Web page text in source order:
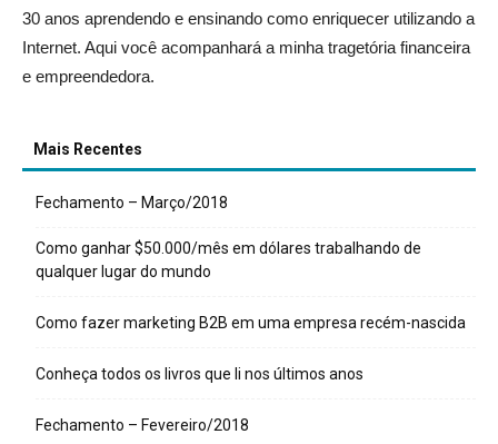
30 anos aprendendo e ensinando como enriquecer utilizando a
Internet. Aqui você acompanhará a minha tragetória financeira
e empreendedora.
Mais Recentes
Fechamento – Março/2018
Como ganhar $50.000/mês em dólares trabalhando de
qualquer lugar do mundo
Como fazer marketing B2B em uma empresa recém-nascida
Conheça todos os livros que li nos últimos anos
Fechamento – Fevereiro/2018